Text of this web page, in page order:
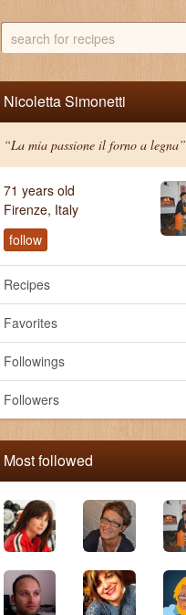
search
for
recipes
Nicoletta Simonetti
“La mia passione il forno a legna”
71 years old
Firenze, Italy
follow
Recipes
Favorites
Followings
Followers
Most followed